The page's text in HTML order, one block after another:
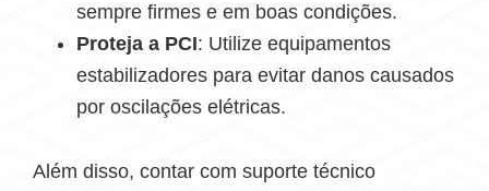
sempre firmes e em boas condições.
Proteja a PCI: Utilize equipamentos
estabilizadores para evitar danos causados
por oscilações elétricas.
Além disso, contar com suporte técnico